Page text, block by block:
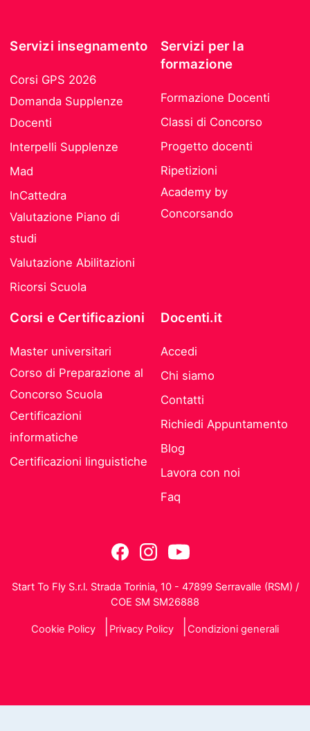
Servizi insegnamento
Corsi GPS 2026
Domanda Supplenze
Docenti
Interpelli Supplenze
Mad
InCattedra
Valutazione Piano di
studi
Valutazione Abilitazioni
Ricorsi Scuola
Servizi per la
formazione
Formazione Docenti
Classi di Concorso
Progetto docenti
Ripetizioni
Academy by
Concorsando
Corsi e Certificazioni
Master universitari
Corso di Preparazione al
Concorso Scuola
Certificazioni
informatiche
Certificazioni linguistiche
Docenti.it
Accedi
Chi siamo
Contatti
Richiedi Appuntamento
Blog
Lavora con noi
Faq
Start To Fly S.r.l. Strada Torinia, 10 - 47899 Serravalle (RSM) /
COE SM SM26888
Cookie Policy Privacy Policy Condizioni generali